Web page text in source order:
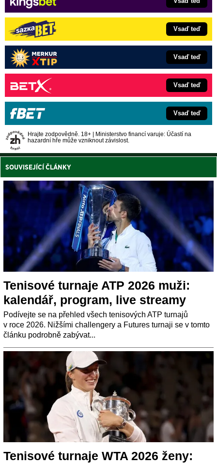
Vsaď teď
Vsaď teď
Vsaď teď
Vsaď teď
Hrajte zodpovědně. 18+ | Ministerstvo financí varuje: Účastí na
hazardní hře může vzniknout závislost.
SOUVISEJÍCÍ ČLÁNKY
Tenisové turnaje ATP 2026 muži:
kalendář, program, live streamy
Podívejte se na přehled všech tenisových ATP turnajů
v roce 2026. Nižšími challengery a Futures turnaji se v tomto
článku podrobně zabývat...
Tenisové turnaje WTA 2026 ženy: